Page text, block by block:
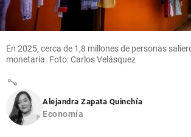
tras la
polémica
en la
Copa de
Brasil
share
En 2025, cerca de 1,8 millones de personas
monetaria. Foto: Carlos Velásquez
Alejandra Zapata Quinchía
Economía